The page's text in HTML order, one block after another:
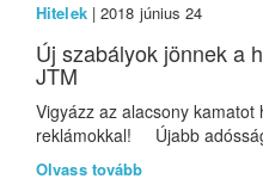
Hitelek| 2018 június 24
Új szabályok jönnek a
JTM
Vigyázz az alacsony
reklámokkal! Újabb
Olvass tovább